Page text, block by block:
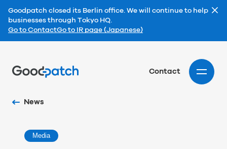
Goodpatch closed its Berlin office. We will continue to help
businesses through Tokyo HQ.
Go to ContactGo to IR page (Japanese)
Contact
News
Media